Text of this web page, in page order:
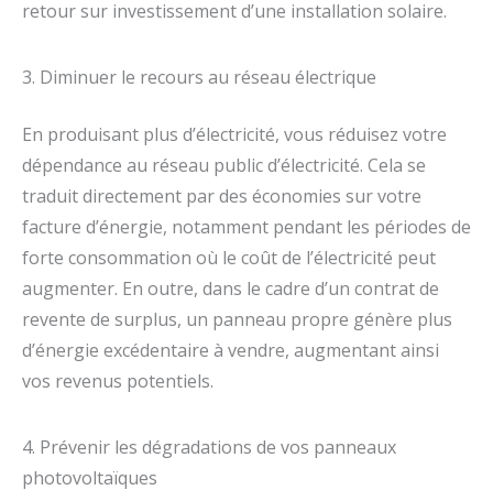
retour sur investissement d’une installation solaire.
3. Diminuer le recours au réseau électrique
En produisant plus d’électricité, vous réduisez votre
dépendance au réseau public d’électricité. Cela se
traduit directement par des économies sur votre
facture d’énergie, notamment pendant les périodes de
forte consommation où le coût de l’électricité peut
augmenter. En outre, dans le cadre d’un contrat de
revente de surplus, un panneau propre génère plus
d’énergie excédentaire à vendre, augmentant ainsi
vos revenus potentiels.
4. Prévenir les dégradations de vos panneaux
photovoltaïques